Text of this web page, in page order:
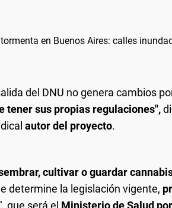
en Buenos Aires: calles
del DNU no genera cambios
tener sus propias regulaciones",
autor del proyecto.
cultivar o guardar
determine la legislación vigente,